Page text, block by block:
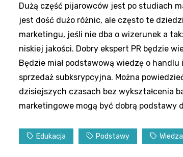
Dużą część pijarowców jest po studiach
jest dość dużo różnic, ale często te
marketingu, jeśli nie dba o wizerunek a
niskiej jakości. Dobry ekspert PR będzie
Będzie miał podstawową wiedzę o
sprzedaż subksrypcyjna. Można
dzisiejszych czasach bez wykształcenia
marketingowe mogą być dobrą podstawy
Edukacja Podstawy Wiedza